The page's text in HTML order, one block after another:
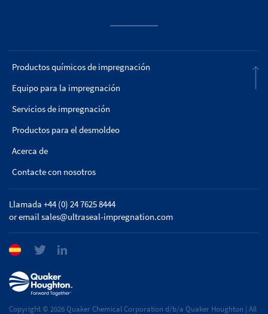
Productos químicos de impregnación
Equipo para la impregnación
Servicios de impregnación
Productos para el desmoldeo
Acerca de
Contacte con nosotros
Llamada +44 (0) 24 7625 8444
or emailsales@ultraseal-impregnation.com
Copyright © 2026 Quaker Chemical Corporation d/b/a Quaker Houghton | All